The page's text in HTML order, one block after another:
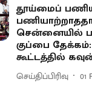
தூய்மைப்
சென்னையில்
குப்பை
கூட்டத்தில்
செய்திப்பிரிவு 01